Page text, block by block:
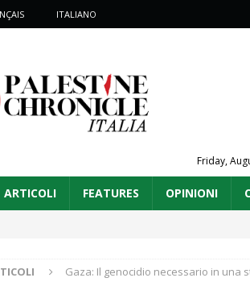
ITALIANO
Friday,
ARTICOLI FEATURES OPINIONI
Gaza: Il genocidio necessario in una